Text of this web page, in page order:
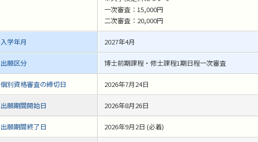
一次審査：15,000円
二次審査：20,000円
入学年月 2027年4月
出願区分 博士前期課程・修士課程1期日程一次審査
個別資格審査の締切日 2026年7月24日
出願期間開始日 2026年8月26日
出願期間終了日 2026年9月2日 (必着)